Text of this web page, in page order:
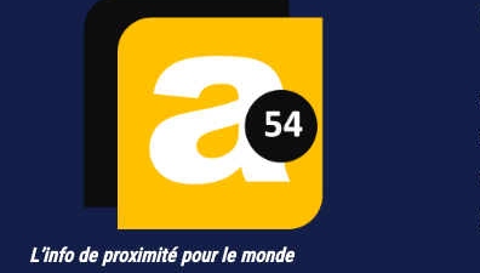
L’info de proximité pour le monde